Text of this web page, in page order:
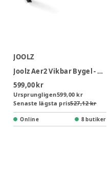
JOOLZ
Joolz Aer2 Vikbar Bygel - Mid Brown Carbon
599,00 kr
Ursprungligen599,00 kr
Senaste lägsta pris527,12 kr
Online 8 butiker